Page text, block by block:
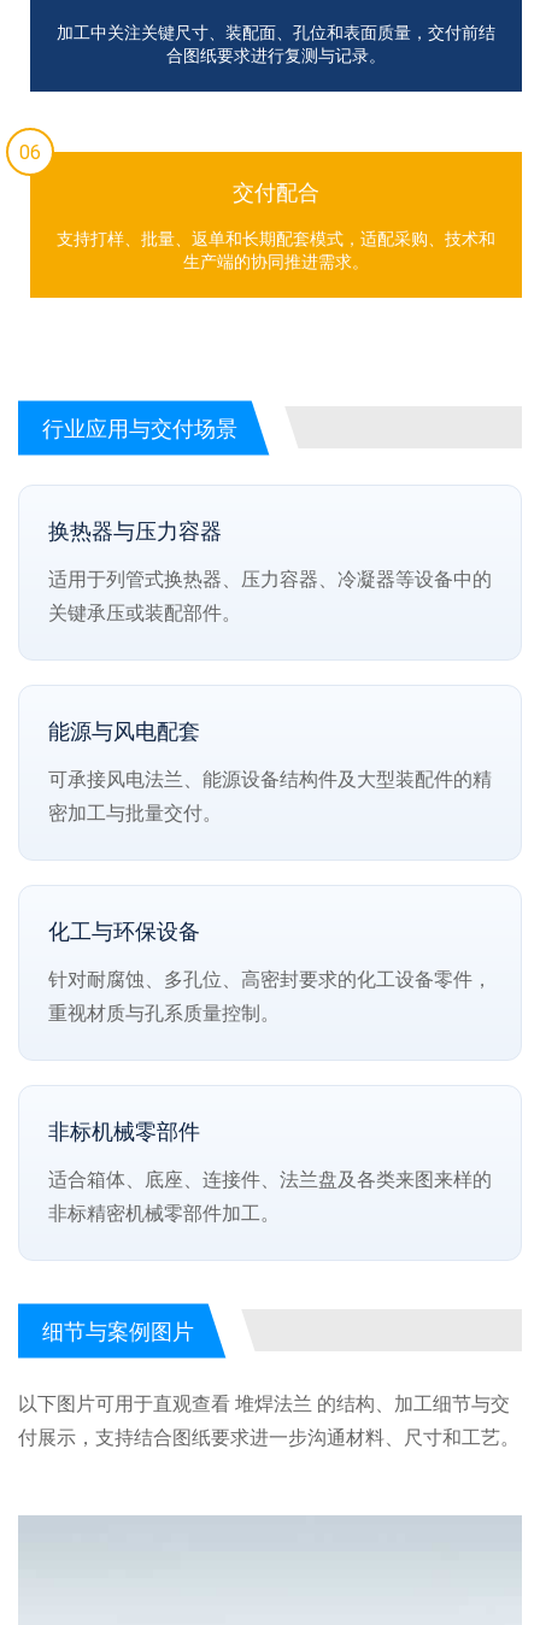
加工中关注关键尺寸、装配面、孔位和表面质量，交付前结
合图纸要求进行复测与记录。
06
交付配合
支持打样、批量、返单和长期配套模式，适配采购、技术和
生产端的协同推进需求。
行业应用与交付场景
换热器与压力容器
适用于列管式换热器、压力容器、冷凝器等设备中的
关键承压或装配部件。
能源与风电配套
可承接风电法兰、能源设备结构件及大型装配件的精
密加工与批量交付。
化工与环保设备
针对耐腐蚀、多孔位、高密封要求的化工设备零件，
重视材质与孔系质量控制。
非标机械零部件
适合箱体、底座、连接件、法兰盘及各类来图来样的
非标精密机械零部件加工。
细节与案例图片
以下图片可用于直观查看 堆焊法兰 的结构、加工细节与交
付展示，支持结合图纸要求进一步沟通材料、尺寸和工艺。